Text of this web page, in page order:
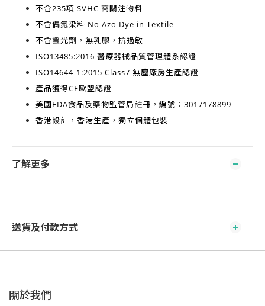
不含235項 SVHC 高關注物料
不含偶氮染料 No Azo Dye in Textile
不含螢光劑，無乳膠，抗過敏
ISO13485:2016 醫療器械品質管理體系認證
ISO14644-1:2015 Class7 無塵廠房生產認證
產品獲得CE歐盟認證
美國FDA食品及藥物監管局註冊，編號：3017178899
香港設計，香港生產 ，獨立個體包裝
了解更多
送貨及付款方式
關於我們